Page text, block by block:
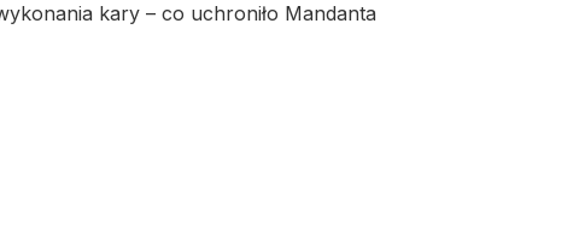
kary – co uchroniło Mandanta